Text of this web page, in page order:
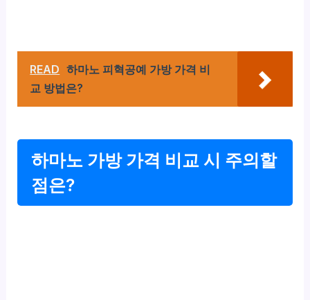
READ 하마노 피혁공예 가방 가격 비
교 방법은?
하마노 가방 가격 비교 시 주의할
점은?